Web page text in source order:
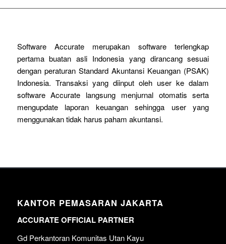
Software Accurate merupakan software terlengkap
pertama buatan asli Indonesia yang dirancang sesuai
dengan peraturan Standard Akuntansi Keuangan (PSAK)
Indonesia. Transaksi yang diinput oleh user ke dalam
software Accurate langsung menjurnal otomatis serta
mengupdate laporan keuangan sehingga user yang
menggunakan tidak harus paham akuntansi.
KANTOR PEMASARAN JAKARTA
ACCURATE OFFICIAL PARTNER
Gd Perkantoran Komunitas Utan Kayu